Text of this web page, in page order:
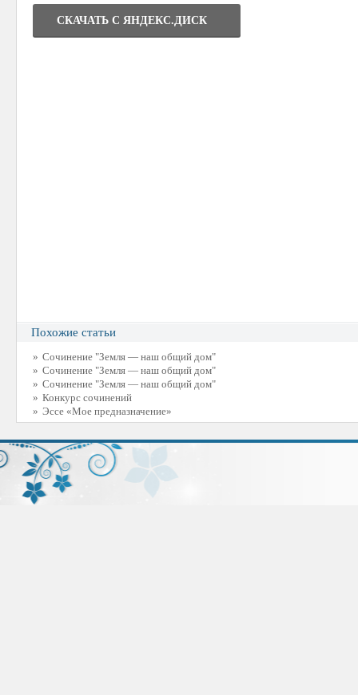
СКАЧАТЬ C ЯНДЕКС.ДИСК
Похожие статьи
» Сочинение "Земля — наш общий дом"
» Сочинение "Земля — наш общий дом"
» Сочинение "Земля — наш общий дом"
» Конкурс сочинений
» Эссе «Мое предназначение»